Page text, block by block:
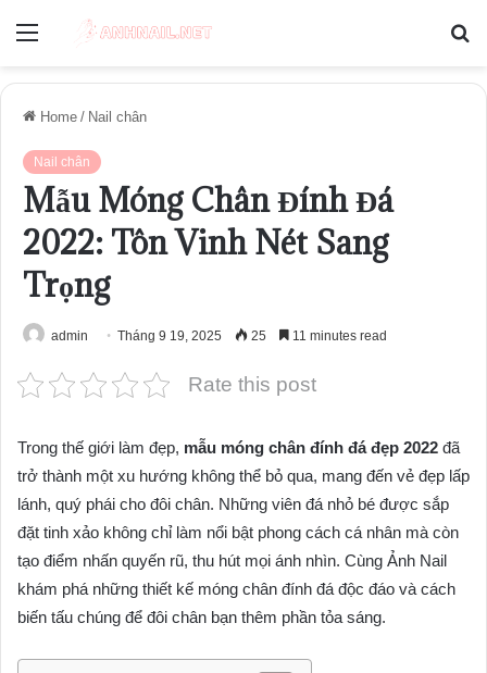
Menu
Home / Nail chân
Nail chân
Mẫu Móng Chân Đính Đá
2022: Tôn Vinh Nét Sang
Trọng
admin Tháng 9 19, 2025 25 11 minutes read
Rate this post
Trong thế giới làm đẹp, mẫu móng chân đính đá đẹp 2022 đã
trở thành một xu hướng không thể bỏ qua, mang đến vẻ đẹp lấp
lánh, quý phái cho đôi chân. Những viên đá nhỏ bé được sắp
đặt tinh xảo không chỉ làm nổi bật phong cách cá nhân mà còn
tạo điểm nhấn quyến rũ, thu hút mọi ánh nhìn. Cùng Ảnh Nail
khám phá những thiết kế móng chân đính đá độc đáo và cách
biến tấu chúng để đôi chân bạn thêm phần tỏa sáng.